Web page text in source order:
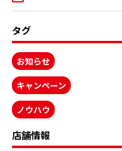
タグ
お知らせ
キャンペーン
ノウハウ
店舗情報